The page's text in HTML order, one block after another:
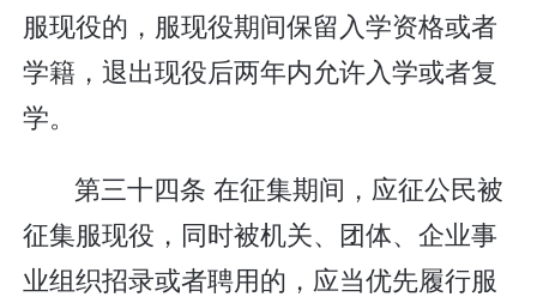
服现役的，服现役期间保留入学资格或者
学籍，退出现役后两年内允许入学或者复
学。
第三十四条 在征集期间，应征公民被
征集服现役，同时被机关、团体、企业事
业组织招录或者聘用的，应当优先履行服